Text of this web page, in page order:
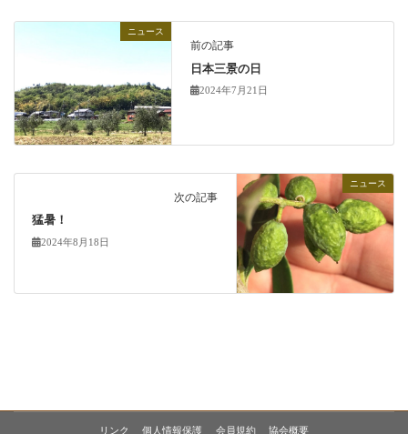
ニュース
前の記事
日本三景の日
2024年7月21日
ニュース
次の記事
猛暑！
2024年8月18日
リンク 個人情報保護 会員規約 協会概要